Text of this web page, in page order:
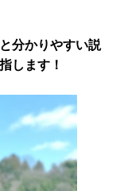
分かりやすい説
します！